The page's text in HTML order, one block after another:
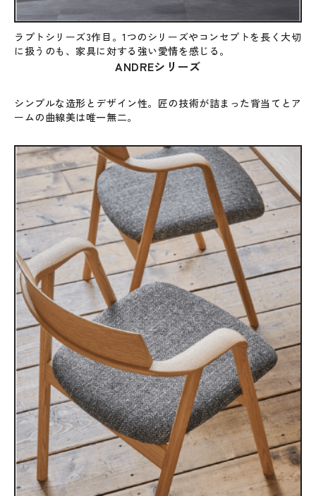
ラプトシリーズ3作目。1つのシリーズやコンセプトを長く大切
に扱うのも、家具に対する強い愛情を感じる。
ANDREシリーズ
シンプルな造形とデザイン性。匠の技術が詰まった背当てとア
ームの曲線美は唯一無二。